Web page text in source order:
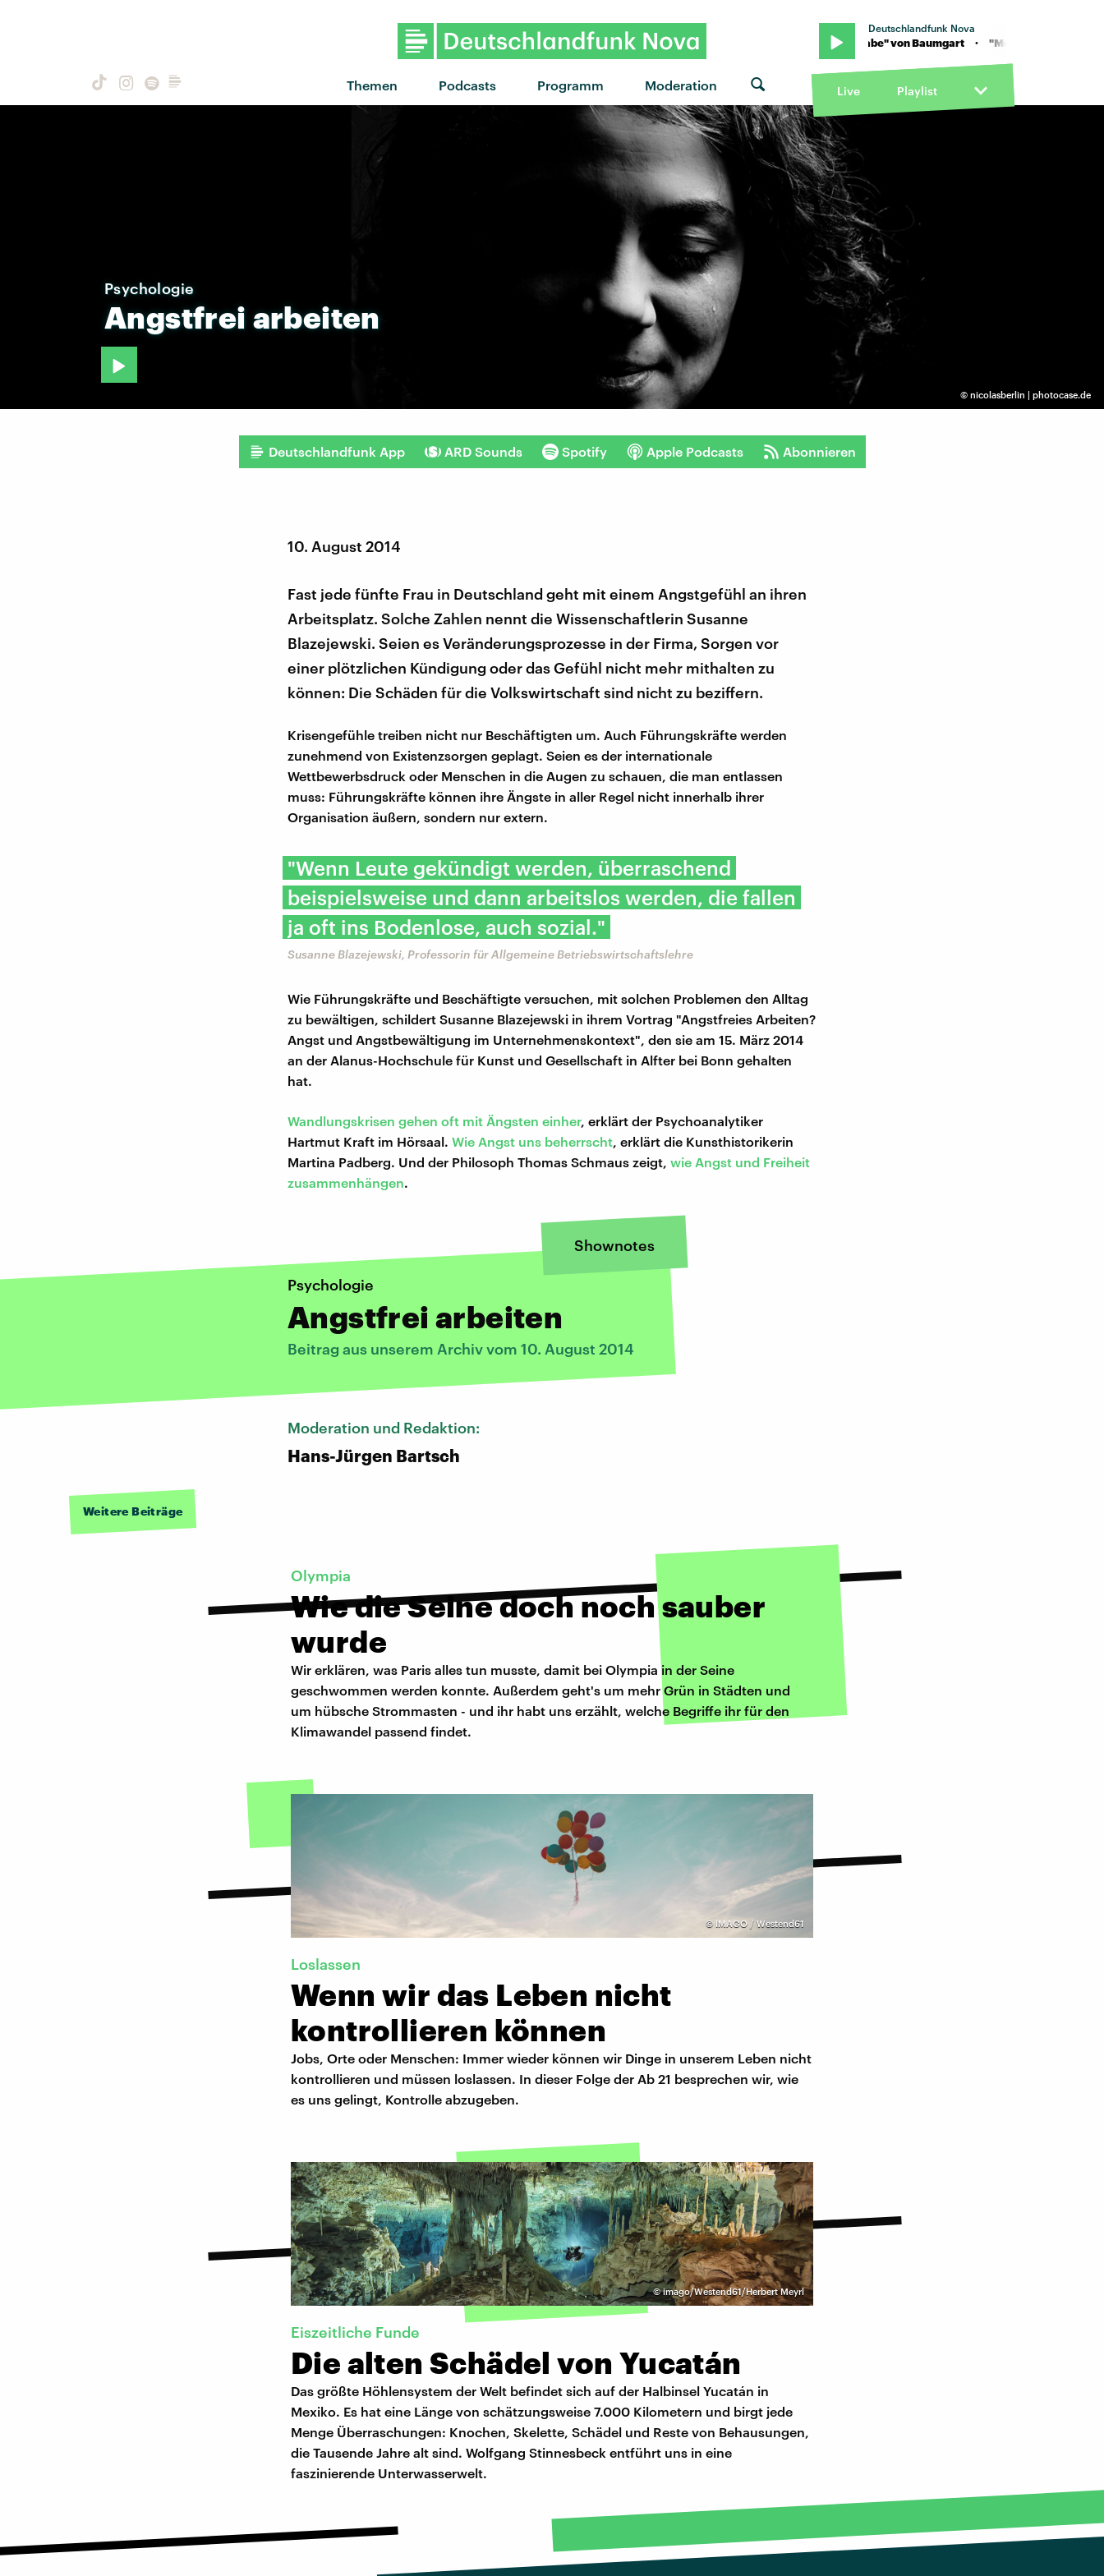
Themen Podcasts Programm Moderation
Deutschlandfunk Nova
"Mein Babe" von Baumgart · "Mein Babe" von Baumgart · "Mein Babe" von Baumgart
Live Playlist
© nicolasberlin | photocase.de
Psychologie
Angstfrei arbeiten
Deutschlandfunk App ARD Sounds Spotify Apple Podcasts Abonnieren
10. August 2014
Fast jede fünfte Frau in Deutschland geht mit einem Angstgefühl an ihren
Arbeitsplatz. Solche Zahlen nennt die Wissenschaftlerin Susanne
Blazejewski. Seien es Veränderungsprozesse in der Firma, Sorgen vor
einer plötzlichen Kündigung oder das Gefühl nicht mehr mithalten zu
können: Die Schäden für die Volkswirtschaft sind nicht zu beziffern.
Krisengefühle treiben nicht nur Beschäftigten um. Auch Führungskräfte werden
zunehmend von Existenzsorgen geplagt. Seien es der internationale
Wettbewerbsdruck oder Menschen in die Augen zu schauen, die man entlassen
muss: Führungskräfte können ihre Ängste in aller Regel nicht innerhalb ihrer
Organisation äußern, sondern nur extern.
"Wenn Leute gekündigt werden, überraschend
beispielsweise und dann arbeitslos werden, die fallen
ja oft ins Bodenlose, auch sozial."
Susanne Blazejewski, Professorin für Allgemeine Betriebswirtschaftslehre
Wie Führungskräfte und Beschäftigte versuchen, mit solchen Problemen den Alltag
zu bewältigen, schildert Susanne Blazejewski in ihrem Vortrag "Angstfreies Arbeiten?
Angst und Angstbewältigung im Unternehmenskontext", den sie am 15. März 2014
an der Alanus-Hochschule für Kunst und Gesellschaft in Alfter bei Bonn gehalten
hat.
Wandlungskrisen gehen oft mit Ängsten einher, erklärt der Psychoanalytiker
Hartmut Kraft im Hörsaal. Wie Angst uns beherrscht, erklärt die Kunsthistorikerin
Martina Padberg. Und der Philosoph Thomas Schmaus zeigt, wie Angst und Freiheit
zusammenhängen.
Shownotes
Psychologie
Angstfrei arbeiten
Beitrag aus unserem Archiv vom 10. August 2014
Moderation und Redaktion:
Hans-Jürgen Bartsch
Weitere Beiträge
Olympia
Wie die Seine doch noch sauber
wurde
Wir erklären, was Paris alles tun musste, damit bei Olympia in der Seine
geschwommen werden konnte. Außerdem geht's um mehr Grün in Städten und
um hübsche Strommasten - und ihr habt uns erzählt, welche Begriffe ihr für den
Klimawandel passend findet.
© IMAGO / Westend61
Loslassen
Wenn wir das Leben nicht
kontrollieren können
Jobs, Orte oder Menschen: Immer wieder können wir Dinge in unserem Leben nicht
kontrollieren und müssen loslassen. In dieser Folge der Ab 21 besprechen wir, wie
es uns gelingt, Kontrolle abzugeben.
©imago/Westend61/Herbert Meyrl
Eiszeitliche Funde
Die alten Schädel von Yucatán
Das größte Höhlensystem der Welt befindet sich auf der Halbinsel Yucatán in
Mexiko. Es hat eine Länge von schätzungsweise 7.000 Kilometern und birgt jede
Menge Überraschungen: Knochen, Skelette, Schädel und Reste von Behausungen,
die Tausende Jahre alt sind. Wolfgang Stinnesbeck entführt uns in eine
faszinierende Unterwasserwelt.